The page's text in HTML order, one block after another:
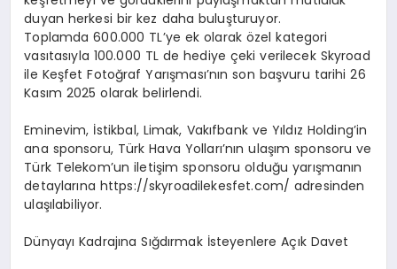
duyan herkesi bir kez daha buluşturuyor.
Toplamda 600.000 TL’ye ek olarak özel kategori
vasıtasıyla 100.000 TL de hediye çeki verilecek Skyroad
ile Keşfet Fotoğraf Yarışması’nın son başvuru tarihi 26
Kasım 2025 olarak belirlendi.
Eminevim, İstikbal, Limak, Vakıfbank ve Yıldız Holding’in
ana sponsoru, Türk Hava Yolları’nın ulaşım sponsoru ve
Türk Telekom’un iletişim sponsoru olduğu yarışmanın
detaylarına https://skyroadilekesfet.com/ adresinden
ulaşılabiliyor.
Dünyayı Kadrajına Sığdırmak İsteyenlere Açık Davet